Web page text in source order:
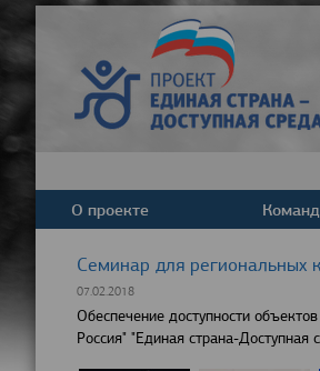
О проекте Команда
Cеминар для региональных
07.02.2018
Обеспечение доступности
Россия" "Единая страна-Доступная